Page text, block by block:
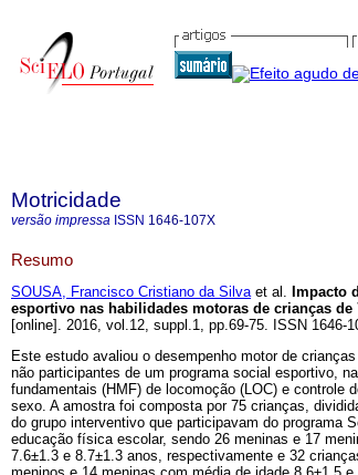
Motricidade
versão impressa ISSN 1646-107X
Resumo
SOUSA, Francisco Cristiano da Silvaet al. Impacto
esportivo nas habilidades motoras de crianças de
[online]. 2016, vol.12, suppl.1, pp.69-75. ISSN 1646-
Este estudo avaliou o desempenho motor de
não participantes de um programa social esportivo,
fundamentais (HMF) de locomoção (LOC) e controle
sexo. A amostra foi composta por 75 crianças,
do grupo interventivo que participavam do programa
educação física escolar, sendo 26 meninas e 17
7.6±1.3 e 8.7±1.3 anos, respectivamente e 32